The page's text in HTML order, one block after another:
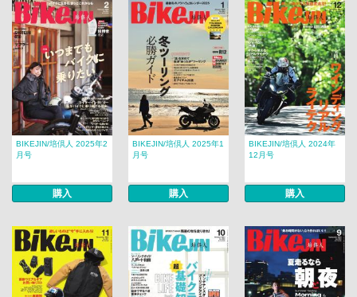
BIKEJIN/培倶人 2025年2
月号
購入
BIKEJIN/培倶人 2025年1
月号
購入
BIKEJIN/培倶人 2024年
12月号
購入